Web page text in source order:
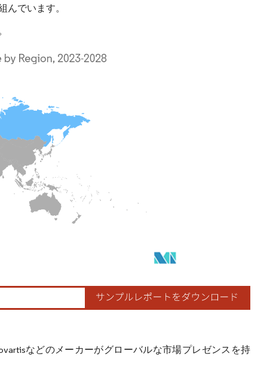
んでいます。
などのメーカーがグローバルな市場プレゼンスを持